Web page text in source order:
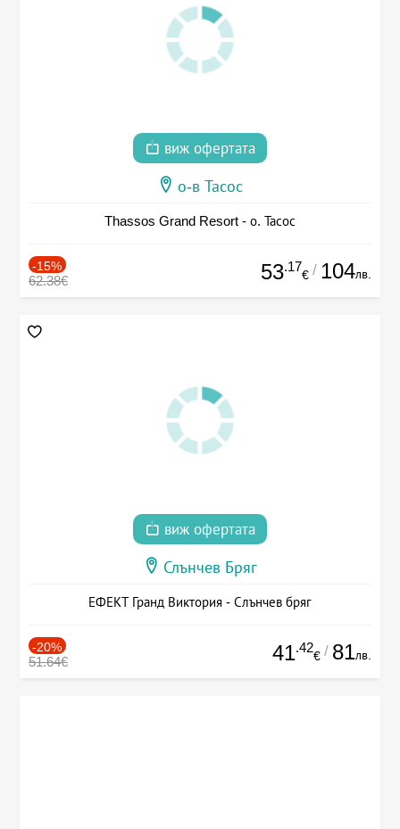
виж офертата
о-в Тасос
Thassos Grand Resort - о. Тасос
-15%
62.38€ 53.17
€ / 104лв.
виж офертата
Слънчев Бряг
ЕФЕКТ Гранд Виктория - Слънчев бряг
-20%
51.64€ 41.42
€ / 81лв.